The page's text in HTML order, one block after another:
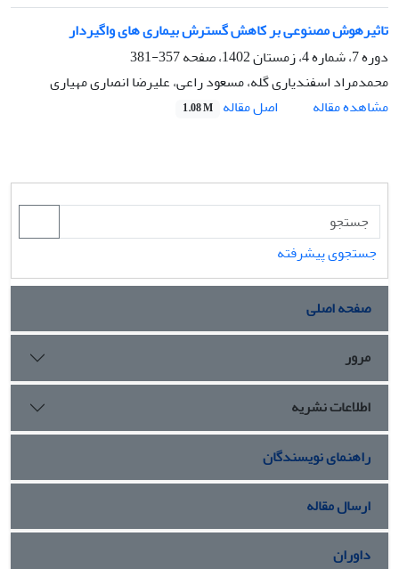
تاثیرهوش مصنوعی بر کاهش گسترش بیماری های واگیردار
دوره 7، شماره 4، زمستان 1402، صفحه
357-381
محمدمراد اسفندیاری گله، مسعود راعی، علیرضا انصاری مهیاری
مشاهده مقاله
اصل مقاله 1.08 M
جستجوی پیشرفته
صفحه اصلی
مرور
اطلاعات نشریه
راهنمای نویسندگان
ارسال مقاله
داوران